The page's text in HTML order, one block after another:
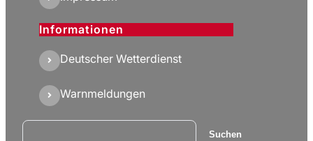
Informationen
Deutscher Wetterdienst
Warnmeldungen
Suchen Suchen